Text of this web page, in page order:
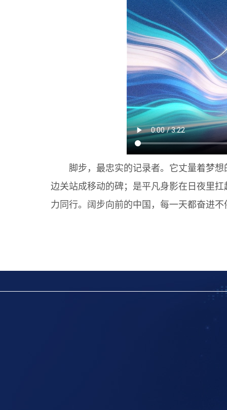
脚步，最忠实的记录者。它丈量着梦想
边关站成移动的碑；是平凡身影在日夜里
力同行。阔步向前的中国，每一天都奋进不